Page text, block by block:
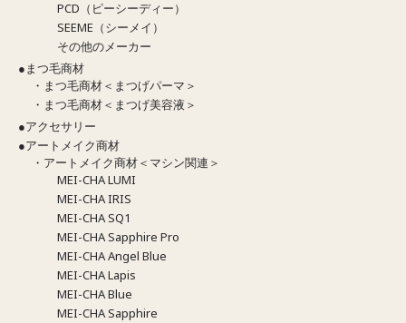
PCD（ピーシーディー）
SEEME（シーメイ）
その他のメーカー
●まつ毛商材
・まつ毛商材＜まつげパーマ＞
・まつ毛商材＜まつげ美容液＞
●アクセサリー
●アートメイク商材
・アートメイク商材＜マシン関連＞
MEI-CHA LUMI
MEI-CHA IRIS
MEI-CHA SQ1
MEI-CHA Sapphire Pro
MEI-CHA Angel Blue
MEI-CHA Lapis
MEI-CHA Blue
MEI-CHA Sapphire